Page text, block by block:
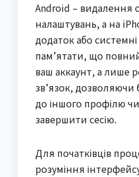
Android – видалення
налаштувань, а на
додаток або системні
пам’ятати, що
ваш аккаунт, а лише
зв’язок,
до іншого профілю
завершити сесію.
Для початківців
розуміння